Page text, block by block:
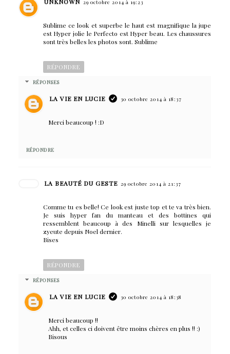
29 octobre 2014 à 19:23
Sublime ce look et superbe le haut est magnifique la jupe
est Hyper jolie le Perfecto est Hyper beau. Les chaussures
sont très belles les photos sont. Sublime
RÉPONDRE
RÉPONSES
LA VIE EN LUCIE 30 octobre 2014 à 18:37
Merci beaucoup ! :D
RÉPONDRE
LA BEAUTÉ DU GESTE 29 octobre 2014 à 21:37
Comme tu es belle! Ce look est juste top et te va très bien.
Je suis hyper fan du manteau et des bottines qui
ressemblent beaucoup à des Minelli sur lesquelles je
zyeute depuis Noel dernier.
Bises
RÉPONDRE
RÉPONSES
LA VIE EN LUCIE 30 octobre 2014 à 18:38
Merci beaucoup !!
Ahh, et celles ci doivent être moins chères en plus !! :)
Bisous